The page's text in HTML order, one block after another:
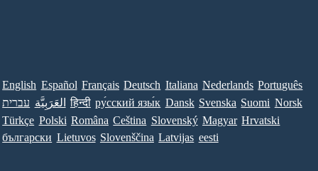
English Español Français Deutsch Italiana Nederlands Português
עברית العَرَبِيَّة हिन्दी ру́сский язы́к Dansk Svenska Suomi Norsk
Türkçe Polski Româna Ceština Slovenský Magyar Hrvatski
български Lietuvos Slovenščina Latvijas eesti